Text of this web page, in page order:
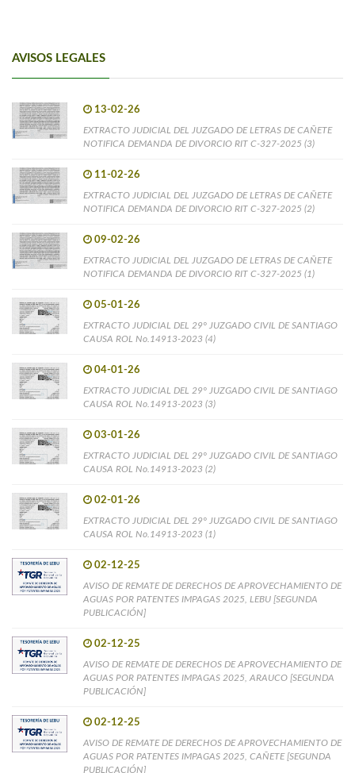
AVISOS LEGALES
13-02-26
EXTRACTO JUDICIAL DEL JUZGADO DE LETRAS DE CAÑETE
NOTIFICA DEMANDA DE DIVORCIO RIT C-327-2025 (3)
11-02-26
EXTRACTO JUDICIAL DEL JUZGADO DE LETRAS DE CAÑETE
NOTIFICA DEMANDA DE DIVORCIO RIT C-327-2025 (2)
09-02-26
EXTRACTO JUDICIAL DEL JUZGADO DE LETRAS DE CAÑETE
NOTIFICA DEMANDA DE DIVORCIO RIT C-327-2025 (1)
05-01-26
EXTRACTO JUDICIAL DEL 29° JUZGADO CIVIL DE SANTIAGO
CAUSA ROL No.14913-2023 (4)
04-01-26
EXTRACTO JUDICIAL DEL 29° JUZGADO CIVIL DE SANTIAGO
CAUSA ROL No.14913-2023 (3)
03-01-26
EXTRACTO JUDICIAL DEL 29° JUZGADO CIVIL DE SANTIAGO
CAUSA ROL No.14913-2023 (2)
02-01-26
EXTRACTO JUDICIAL DEL 29° JUZGADO CIVIL DE SANTIAGO
CAUSA ROL No.14913-2023 (1)
02-12-25
AVISO DE REMATE DE DERECHOS DE APROVECHAMIENTO DE
AGUAS POR PATENTES IMPAGAS 2025, LEBU [SEGUNDA
PUBLICACIÓN]
02-12-25
AVISO DE REMATE DE DERECHOS DE APROVECHAMIENTO DE
AGUAS POR PATENTES IMPAGAS 2025, ARAUCO [SEGUNDA
PUBLICACIÓN]
02-12-25
AVISO DE REMATE DE DERECHOS DE APROVECHAMIENTO DE
AGUAS POR PATENTES IMPAGAS 2025, CAÑETE [SEGUNDA
PUBLICACIÓN]